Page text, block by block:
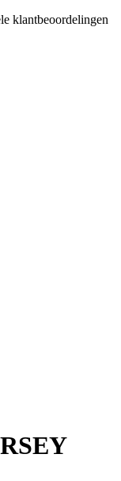
klantbeoordelingen